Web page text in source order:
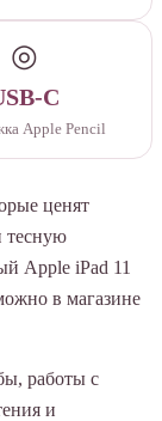
◎
C
Apple Pencil
ценят
тесную
Apple iPad 11
в магазине
работы с
и